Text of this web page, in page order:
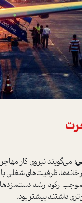
می‌گویند نیروی کار
رکود رشد
داشتند بیشتر بود.